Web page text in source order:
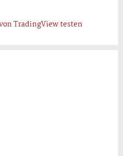
TradingView testen